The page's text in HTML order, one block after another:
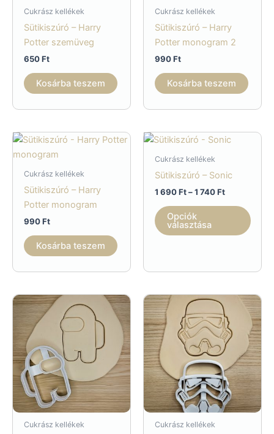
Cukrász kellékek
Sütikiszúró – Harry
Potter szemüveg
650Ft
Kosárba teszem
Cukrász kellékek
Sütikiszúró – Harry
Potter monogram 2
990Ft
Kosárba teszem
Cukrász kellékek
Sütikiszúró – Harry
Potter monogram
990Ft
Kosárba teszem
Cukrász kellékek
Sütikiszúró – Sonic
1 690Ft – 1 740Ft
690 Ft
1
Opciók
választása
a
A
a
ki
Cukrász kellékek Cukrász kellékek